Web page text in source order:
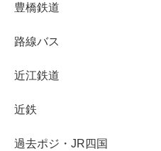
豊橋鉄道
路線バス
近江鉄道
近鉄
過去ポジ・JR四国